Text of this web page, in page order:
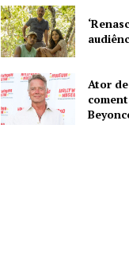
Ator